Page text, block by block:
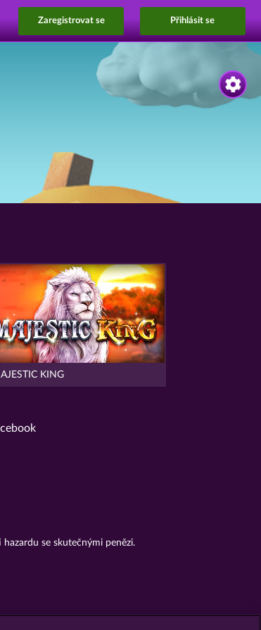
Zaregistrovat se Přihlásit se
KING
se skutečnými penězi.